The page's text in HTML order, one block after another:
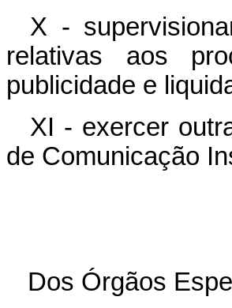
X -
relativas aos
publicidade e
XI - exercer
de Comunicação
Dos Órgãos